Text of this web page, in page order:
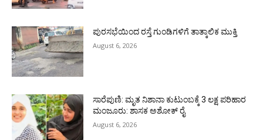
ಪುರಸಭೆಯಿಂದ ರಸ್ತೆ ಗುಂಡಿಗಳಿಗೆ ತಾತ್ಕಾಲಿಕ ಮುಕ್ತಿ
August 6, 2026
ಸಾರೆಪುಣಿ: ಮೃತ ನಿಶಾನಾ ಕುಟುಂಬಕ್ಕೆ 3 ಲಕ್ಷ ಪರಿಹಾರ
ಮಂಜೂರು: ಶಾಸಕ ಅಶೋಕ್ ರೈ
August 6, 2026